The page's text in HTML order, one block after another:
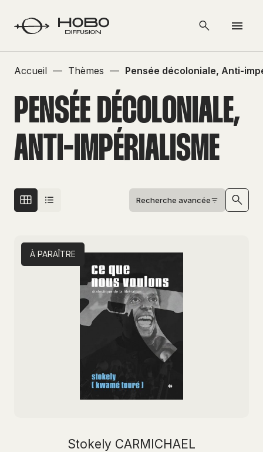
Accueil — Thèmes — Pensée décoloniale, Anti-
PENSÉE DÉCOLONIALE,
ANTI-IMPÉRIALISME
Recherche avancée
À PARAÎTRE
Stokely CARMICHAEL